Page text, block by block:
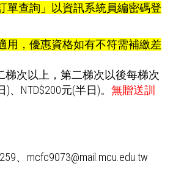
單查詢」以資訊系統員編密碼登
用，優惠資格如有不符需補繳差
梯次以上，第二梯次以後每梯次
、NTD$200元(半日)。 無贈送訓
、mcfc9073@mail.mcu.edu.tw